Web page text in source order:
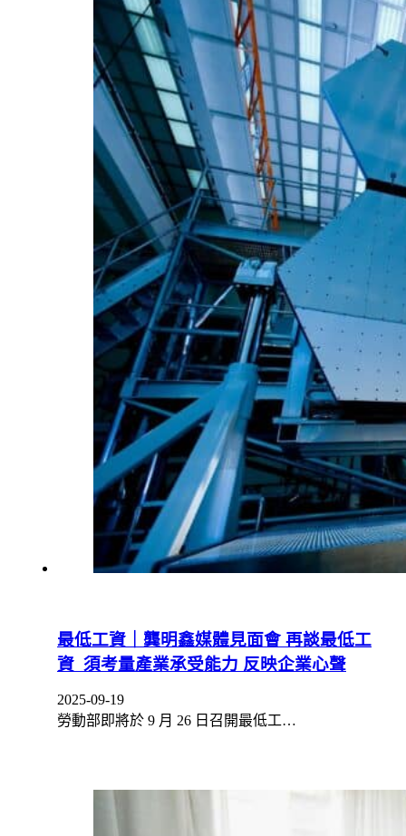
最低工資｜龔明鑫媒體見面會 再談最低工
資 須考量產業承受能力 反映企業心聲
2025-09-19
勞動部即將於 9 月 26 日召開最低工…